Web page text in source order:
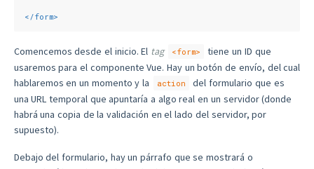
</form>
Comencemos desde el inicio. El tag <form>
tiene un ID que
usaremos para el componente Vue. Hay un botón de envío, del cual
hablaremos en un momento y la
action
del formulario que es
una URL temporal que apuntaría a algo real en un servidor (donde
habrá una copia de la validación en el lado del servidor, por
supuesto).
Debajo del formulario, hay un párrafo que se mostrará o